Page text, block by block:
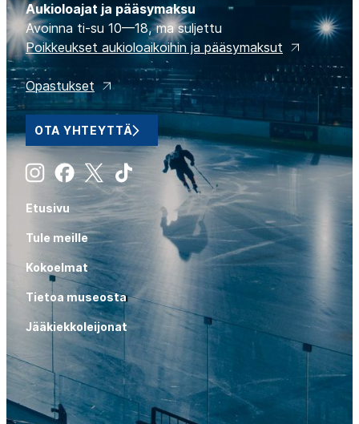
Aukioloajat ja pääsymaksu
Avoinna ti-su 10—18, ma suljettu
Poikkeukset aukioloaikoihin ja pääsymaksut
Opastukset
OTA YHTEYTTÄ
InstagramFacebook
X Tiktok
Etusivu
Tule meille
Kokoelmat
Tietoa museosta
Jääkiekkoleijonat